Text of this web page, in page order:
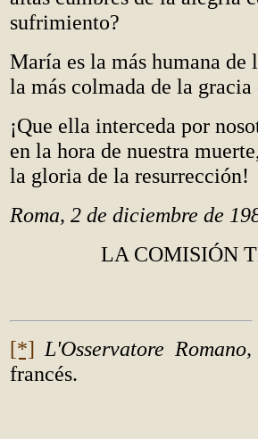
sufrimiento?
María es la más humana
la más colmada de la
¡Que ella interceda por
en la hora de nuestra
la gloria de la resurrección!
Roma, 2 de diciembre de
LA COMISIÓN
[*] L'Osservatore Romano,
francés.